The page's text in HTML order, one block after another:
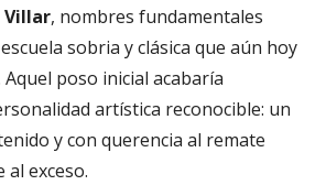
Villar, nombres fundamentales
sobria y clásica que aún hoy
poso inicial acabaría
artística reconocible: un
y con querencia al remate
al exceso.